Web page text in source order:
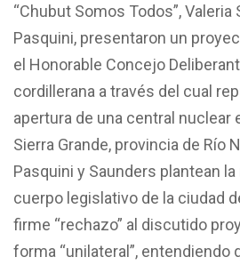
“Chubut Somos Todos”,
Pasquini, presentaron un
el Honorable Concejo
cordillerana a través del cual
apertura de una central nuclear
Sierra Grande, provincia de Río
Pasquini y Saunders plantean
cuerpo legislativo de la ciudad
firme “rechazo” al discutido
forma “unilateral”, entendiendo